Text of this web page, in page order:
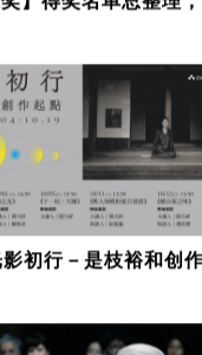
推荐
初行－是枝裕和创作